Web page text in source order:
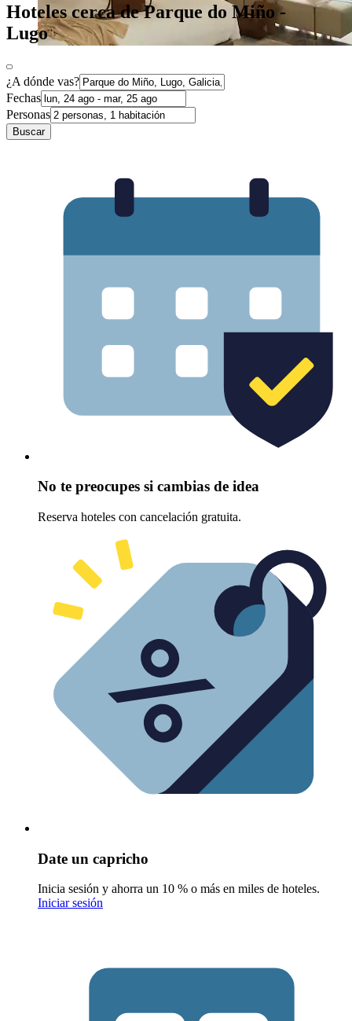
Hoteles cerca de Parque do Miño -
Lugo
¿A dónde vas?
Fechas
Personas
Buscar
No te preocupes si cambias de idea
Reserva hoteles con cancelación gratuita.
Date un capricho
Inicia sesión y ahorra un 10 % o más en miles de hoteles.
Iniciar sesión